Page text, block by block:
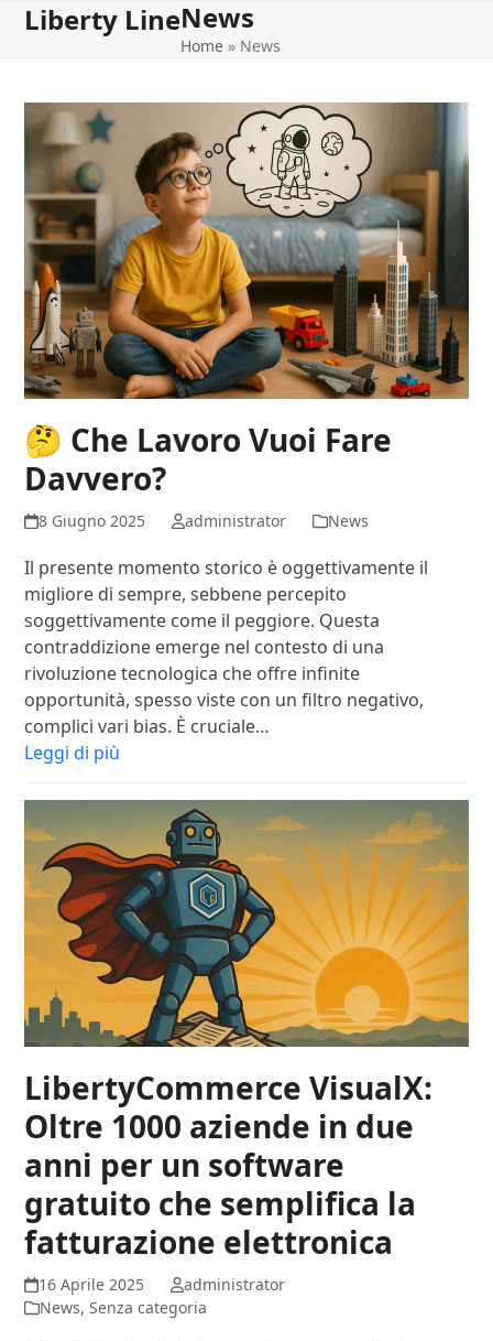
SkipLiberty Line
Open
Close
News
Home » News
🤔 Che Lavoro Vuoi Fare
Davvero?
8 Giugno 2025 administrator News
Il presente momento storico è oggettivamente il
migliore di sempre, sebbene percepito
soggettivamente come il peggiore. Questa
contraddizione emerge nel contesto di una
rivoluzione tecnologica che offre infinite
opportunità, spesso viste con un filtro negativo,
complici vari bias. È cruciale…
Leggi di più
LibertyCommerce VisualX:
Oltre 1000 aziende in due
anni per un software
gratuito che semplifica la
fatturazione elettronica
16 Aprile 2025
administrator
News,Senza categoria